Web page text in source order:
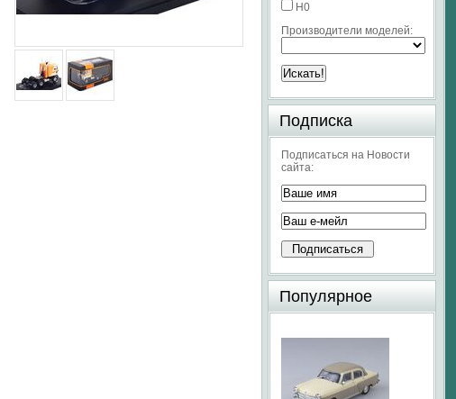
H0
Производители моделей:
Подписка
Подписаться на Новости
сайта:
Популярное